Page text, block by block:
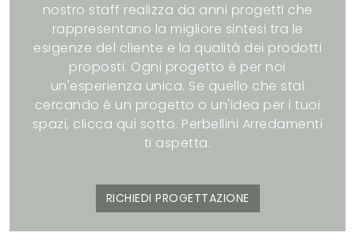
nostro staff realizza da anni progetti che
rappresentano la migliore sintesi tra le
esigenze del cliente e la qualità dei prodotti
proposti. Ogni progetto è per noi
un'esperienza unica. Se quello che stai
cercando è un progetto o un'idea per i tuoi
spazi, clicca qui sotto. Perbellini Arredamenti
ti aspetta.
RICHIEDI PROGETTAZIONE